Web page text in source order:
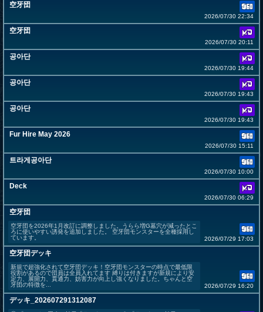
空牙団
2026/07/30 22:34
空牙団
2026/07/30 20:11
공아단
2026/07/30 19:44
공아단
2026/07/30 19:43
공아단
2026/07/30 19:43
Fur Hire May 2026
2026/07/30 15:11
트라게공아단
2026/07/30 10:00
Deck
2026/07/30 06:29
空牙団
空牙団を2026年1月改訂に調整しました。うらら増G墓穴が減ったとこ
ろに使いやすい誘発を追加しました。 空牙団モンスターを全種採用し
ています。
2026/07/29 17:03
空牙団デッキ
新規で超強化されて空牙団デッキ！空牙団モンスターの時点で最低限
役割があるので団員は全員入れてます 縛りは付きますが新規により安
定力、展開力、貫通力、妨害力が向上し強くなりました。ちゃんと空
牙団の特徴を...
2026/07/29 16:20
デッキ_202607291312087